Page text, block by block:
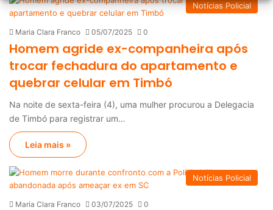
Notícias Policial
Maria Clara Franco 05/07/2025 0
Homem agride ex-companheira após
trocar fechadura do apartamento e
quebrar celular em Timbó
Na noite de sexta-feira (4), uma mulher procurou a Delegacia
de Timbó para registrar um…
Leia mais »
Notícias Policial
Maria Clara Franco 03/07/2025 0